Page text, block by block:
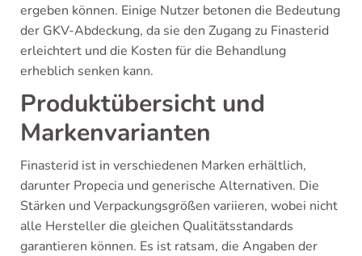
ergeben können. Einige Nutzer betonen die Bedeutung
der GKV-Abdeckung, da sie den Zugang zu Finasterid
erleichtert und die Kosten für die Behandlung
erheblich senken kann.
Produktübersicht und
Markenvarianten
Finasterid ist in verschiedenen Marken erhältlich,
darunter Propecia und generische Alternativen. Die
Stärken und Verpackungsgrößen variieren, wobei nicht
alle Hersteller die gleichen Qualitätsstandards
garantieren können. Es ist ratsam, die Angaben der